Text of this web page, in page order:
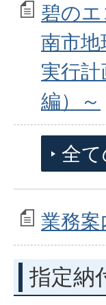
碧の
南市地
実行
編）～
全
業務案
指定納